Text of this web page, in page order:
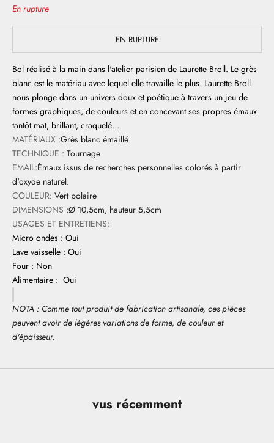
En rupture
EN RUPTURE
Bol réalisé à la main dans l'atelier parisien de Laurette Broll. Le grès
blanc est le matériau avec lequel elle travaille le plus. Laurette Broll
nous plonge dans un univers doux et poétique à travers un jeu de
formes graphiques, de couleurs et en concevant ses propres émaux
tantôt mat, brillant, craquelé...
MATÉRIAUX :Grès blanc émaillé
TECHNIQUE : Tournage
EMAIL:Émaux issus de recherches personnelles colorés à partir
d'oxyde naturel.
COULEUR: Vert polaire
DIMENSIONS :Ø 10,5cm, hauteur 5,5cm
USAGES ET ENTRETIENS:
Micro ondes : Oui
Lave vaisselle : Oui
Four : Non
Alimentaire : Oui
NOTA : Comme tout produit de fabrication artisanale, ces pièces
peuvent avoir de légères variations de forme, de couleur et
d'épaisseur.
vus récemment